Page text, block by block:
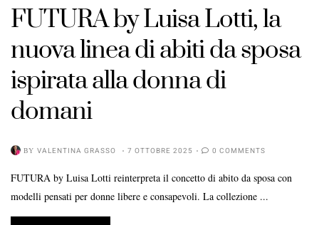
FUTURA by Luisa Lotti, la
nuova linea di abiti da sposa
ispirata alla donna di
domani
BY VALENTINA GRASSO 7 OTTOBRE 2025 0 COMMENTS
FUTURA by Luisa Lotti reinterpreta il concetto di abito da sposa con
modelli pensati per donne libere e consapevoli. La collezione ...